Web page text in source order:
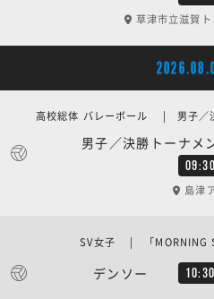
草津市立滋賀
09:30
男子／決勝トーナメ
高校総体 バレーボール | 男子／
島津
デンソー 10:30
SV女子 | 「MORNING